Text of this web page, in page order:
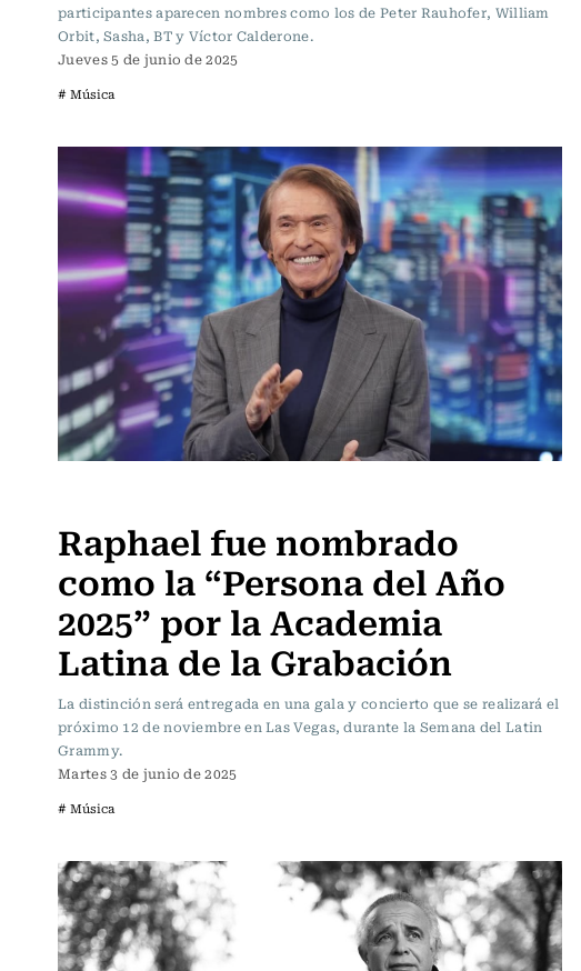
participantes aparecen nombres como los de Peter Rauhofer, William
Orbit, Sasha, BT y Víctor Calderone.
Jueves 5 de junio de 2025
# Música
Raphael fue nombrado
como la “Persona del Año
2025” por la Academia
Latina de la Grabación
La distinción será entregada en una gala y concierto que se realizará el
próximo 12 de noviembre en Las Vegas, durante la Semana del Latin
Grammy.
Martes 3 de junio de 2025
# Música